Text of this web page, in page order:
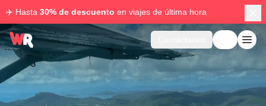
✈️ Hasta 30% de descuento en viajes de última hora